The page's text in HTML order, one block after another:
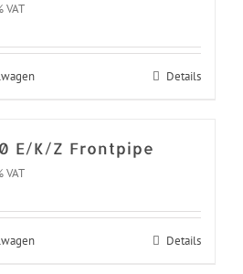
VAT
Details
E/K/Z Frontpipe
VAT
Details